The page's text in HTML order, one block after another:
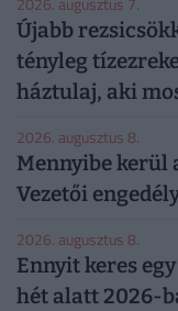
Újabb
tényleg
háztulaj, aki
2026. augusztus 8.
Mennyibe kerül
Vezetői
2026. augusztus 8.
Ennyit keres
hét alatt 2026-